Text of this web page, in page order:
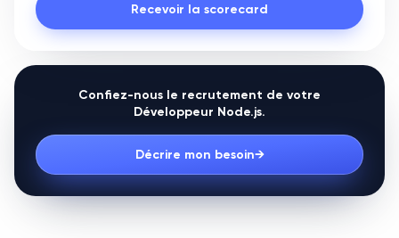
Recevoir la scorecard
Confiez-nous le recrutement de votre
Développeur Node.js.
Décrire mon besoin→